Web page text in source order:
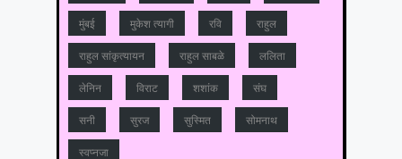
मुंबई मुकेश त्‍यागी रवि राहुल
राहुल सांकृत्यायन राहुल साबळे ललिता
लेनिन विराट शशांक संघ
सनी सुरज सुस्मित सोमनाथ
स्वप्नजा